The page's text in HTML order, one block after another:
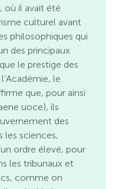
où il avait été
culturel avant
philosophiques qui
des principaux
le prestige des
le
que, pour ainsi
uoce), ils
des
les sciences,
ordre élevé, pour
les tribunaux et
comme on